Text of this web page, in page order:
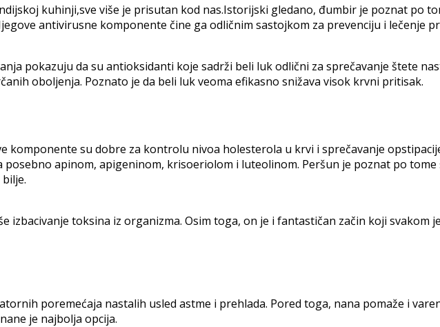
kuhinji,sve više je prisutan kod nas.Istorijski gledano, đumbir je poznat po
antivirusne komponente čine ga odličnim sastojkom za prevenciju i lečenje
pokazuju da su antioksidanti koje sadrži beli luk odlični za sprečavanje štete
oboljenja. Poznato je da beli luk veoma efikasno snižava visok krvni pritisak.
komponente su dobre za kontrolu nivoa holesterola u krvi i sprečavanje
apinom, apigeninom, krisoeriolom i luteolinom. Peršun je poznat po tome
izbacivanje toksina iz organizma. Osim toga, on je i fantastičan začin koji svakom
poremećaja nastalih usled astme i prehlada. Pored toga, nana pomaže i
je najbolja opcija.